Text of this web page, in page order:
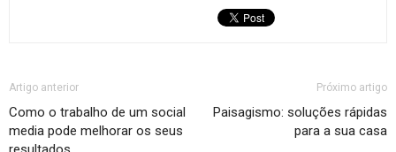
Artigo anterior
Como o trabalho de um social
media pode melhorar os seus
Próximo artigo
Paisagismo: soluções rápidas
para a sua casa